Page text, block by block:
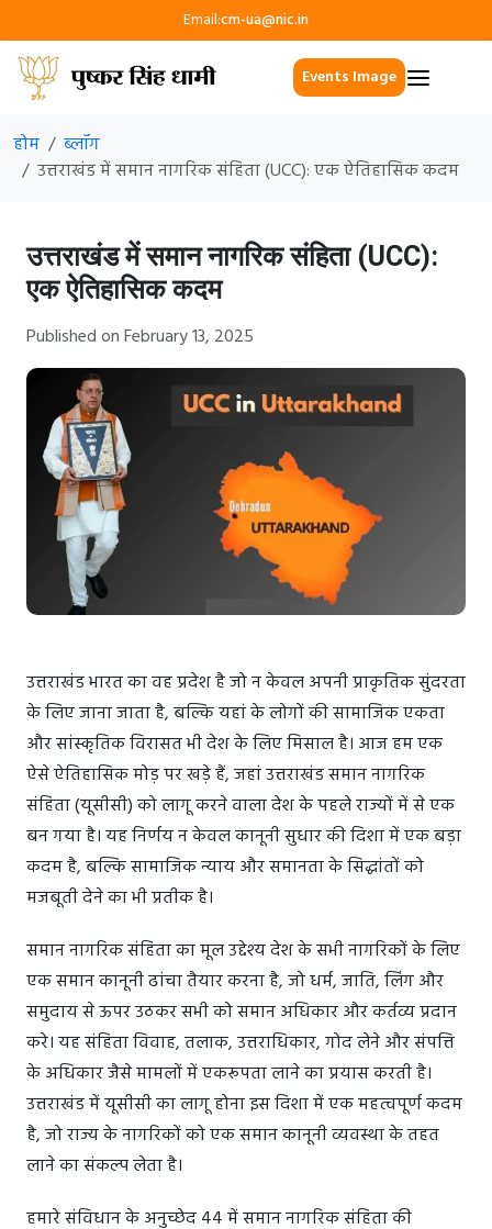
Email:cm-ua@nic.in
Events Image
होम
ब्लॉग
उत्तराखंड में समान नागरिक संहिता (UCC): एक ऐतिहासिक कदम
उत्तराखंड में समान नागरिक संहिता (UCC):
एक ऐतिहासिक कदम
Published on February 13, 2025
उत्तराखंड भारत का वह प्रदेश है जो न केवल अपनी प्राकृतिक सुंदरता
के लिए जाना जाता है, बल्कि यहां के लोगों की सामाजिक एकता
और सांस्कृतिक विरासत भी देश के लिए मिसाल है। आज हम एक
ऐसे ऐतिहासिक मोड़ पर खड़े हैं, जहां उत्तराखंड समान नागरिक
संहिता (यूसीसी) को लागू करने वाला देश के पहले राज्यों में से एक
बन गया है। यह निर्णय न केवल कानूनी सुधार की दिशा में एक बड़ा
कदम है, बल्कि सामाजिक न्याय और समानता के सिद्धांतों को
मजबूती देने का भी प्रतीक है।
समान नागरिक संहिता का मूल उद्देश्य देश के सभी नागरिकों के लिए
एक समान कानूनी ढांचा तैयार करना है, जो धर्म, जाति, लिंग और
समुदाय से ऊपर उठकर सभी को समान अधिकार और कर्तव्य प्रदान
करे। यह संहिता विवाह, तलाक, उत्तराधिकार, गोद लेने और संपत्ति
के अधिकार जैसे मामलों में एकरूपता लाने का प्रयास करती है।
उत्तराखंड में यूसीसी का लागू होना इस दिशा में एक महत्वपूर्ण कदम
है, जो राज्य के नागरिकों को एक समान कानूनी व्यवस्था के तहत
लाने का संकल्प लेता है।
हमारे संविधान के अनुच्छेद 44 में समान नागरिक संहिता की